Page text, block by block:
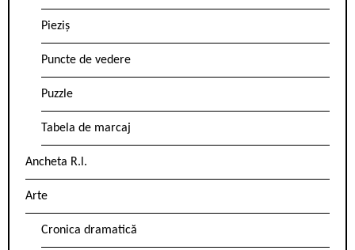
Pieziș
Puncte de vedere
Puzzle
Tabela de marcaj
Ancheta R.l.
Arte
Cronica dramatică